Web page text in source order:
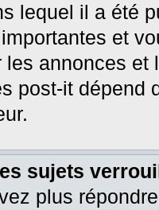
lequel il a été
et
les annonces
post-it dépend
sujets
plus